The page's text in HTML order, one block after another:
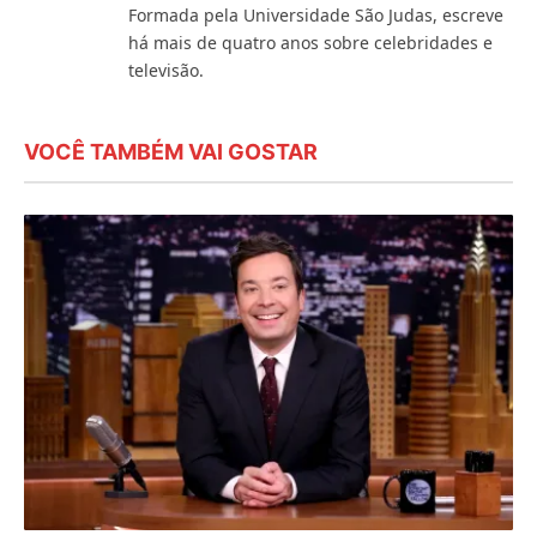
Formada pela Universidade São Judas, escreve
há mais de quatro anos sobre celebridades e
televisão.
VOCÊ TAMBÉM VAI GOSTAR